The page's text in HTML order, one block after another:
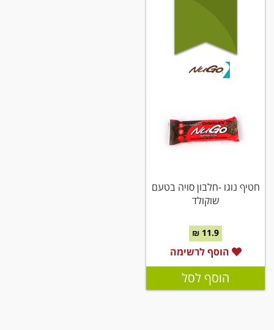
חטיף נוגו -חלבון סויה בטעם
שוקולד
11.9 ₪
הוסף לרשימה
הוסף לסל